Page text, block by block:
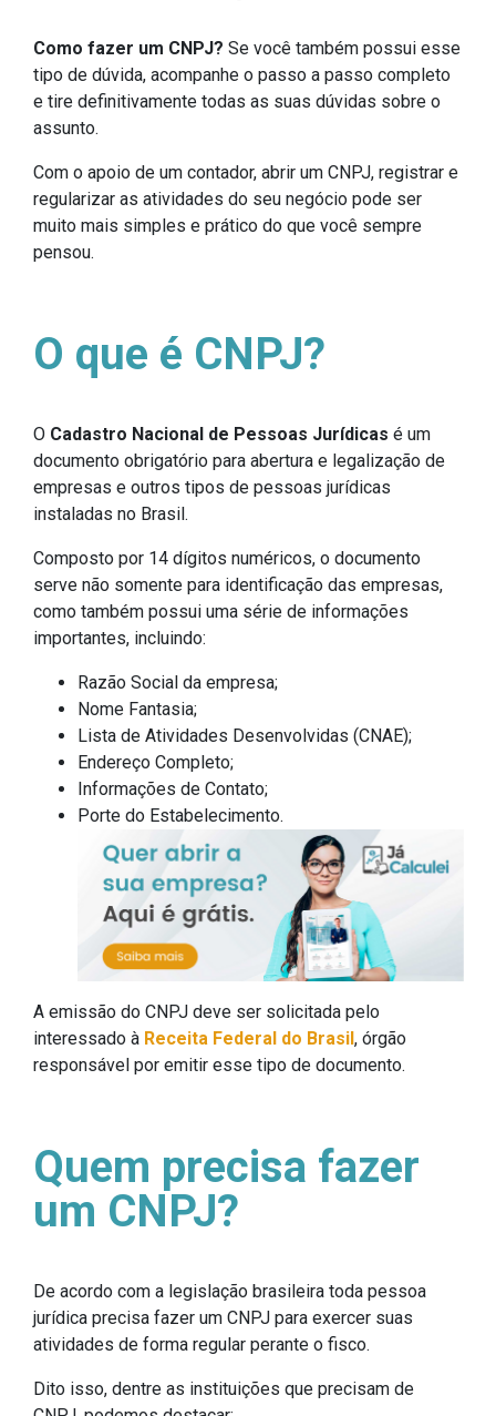
Como fazer um CNPJ? Se você também possui esse
tipo de dúvida, acompanhe o passo a passo completo
e tire definitivamente todas as suas dúvidas sobre o
assunto.
Com o apoio de um contador, abrir um CNPJ, registrar e
regularizar as atividades do seu negócio pode ser
muito mais simples e prático do que você sempre
pensou.
O que é CNPJ?
O Cadastro Nacional de Pessoas Jurídicas é um
documento obrigatório para abertura e legalização de
empresas e outros tipos de pessoas jurídicas
instaladas no Brasil.
Composto por 14 dígitos numéricos, o documento
serve não somente para identificação das empresas,
como também possui uma série de informações
importantes, incluindo:
Razão Social da empresa;
Nome Fantasia;
Lista de Atividades Desenvolvidas (CNAE);
Endereço Completo;
Informações de Contato;
Porte do Estabelecimento.
A emissão do CNPJ deve ser solicitada pelo
interessado à Receita Federal do Brasil , órgão
responsável por emitir esse tipo de documento.
Quem precisa fazer
um CNPJ?
De acordo com a legislação brasileira toda pessoa
jurídica precisa fazer um CNPJ para exercer suas
atividades de forma regular perante o fisco.
Dito isso, dentre as instituições que precisam de